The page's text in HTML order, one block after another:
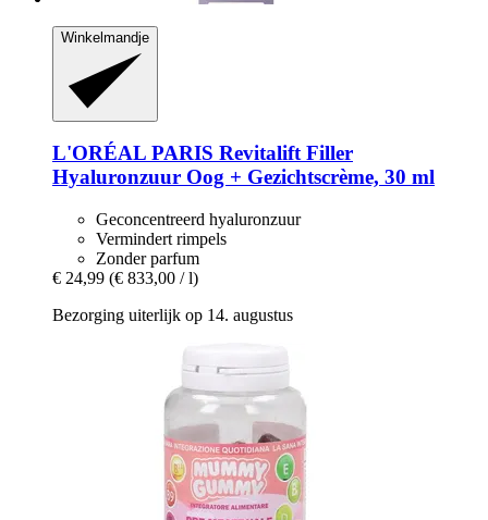
Winkelmandje
L'ORÉAL PARIS Revitalift Filler
Hyaluronzuur Oog + Gezichtscrème, 30 ml
Geconcentreerd hyaluronzuur
Vermindert rimpels
Zonder parfum
€ 24,99 (€ 833,00 / l)
Bezorging uiterlijk op 14. augustus